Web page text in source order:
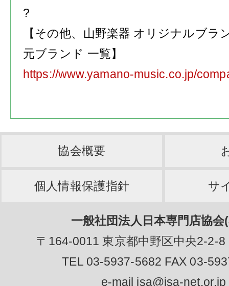
?
【その他、山野楽器 オリジナルブラ
元ブランド 一覧】
https://www.yamano-music.co.jp/
協会概要
個人情報保護指針 サ
一般社団法人日本専門店協
〒164-0011 東京都中野区中央2-2-
TEL 03-5937-5682 FAX 03-
e-mail jsa@jsa-net.or.jp